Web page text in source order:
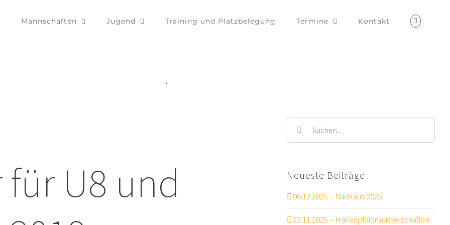
Mannschaften Jugend Training und Platzbelegung Termine Kontakt
U8 und
Suche
nach:
Neueste Beiträge
06.12.2025 – Nikolaus 2025
22.11.2025 – Hallenpfalzmeisterschaften